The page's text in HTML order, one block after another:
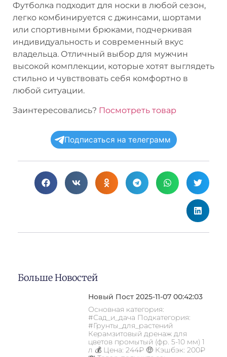
Футболка подходит для носки в любой сезон,
легко комбинируется с джинсами, шортами
или спортивными брюками, подчеркивая
индивидуальность и современный вкус
владельца. Отличный выбор для мужчин
высокой комплекции, которые хотят выглядеть
стильно и чувствовать себя комфортно в
любой ситуации.
Заинтересовались? Посмотреть товар
Подписаться на телеграмм
Больше Новостей
Новый Пост 2025-11-07 00:42:03
Основная категория:
#Сад_и_дача Подкатегория:
#Грунты_для_растений
Керамзитовый дренаж для
цветов промытый (фр. 5-10 мм) 1
л 💰 Цена: 244₽ 🤑 Кэшбэк: 200₽